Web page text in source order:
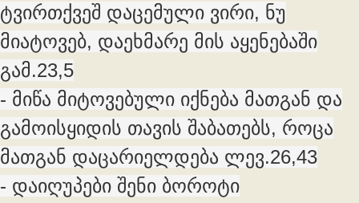
ტვირთქვეშ დაცემული ვირი, ნუ
მიატოვებ, დაეხმარე მის აყენებაში
გამ.23,5
- მიწა მიტოვებული იქნება მათგან და
გამოისყიდის თავის შაბათებს, როცა
მათგან დაცარიელდება ლევ.26,43
- დაიღუპები შენი ბოროტი